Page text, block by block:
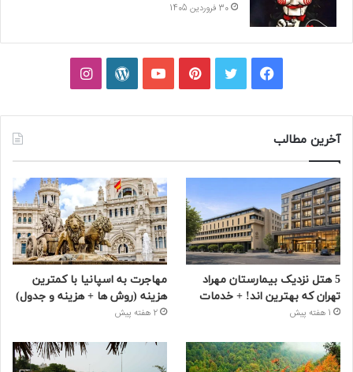
30 فروردین 1405
فیسبوکتوییترپینتریستیوتیوبوردپرساینستاگرام
آخرین مطالب
5 هتل نزدیک بیمارستان مهراد
تهران که بهترین‌ اند! + خدمات
1 هفته پیش
مهاجرت به اسپانیا با کمترین
هزینه (روش ها + هزینه و جدول)
2 هفته پیش